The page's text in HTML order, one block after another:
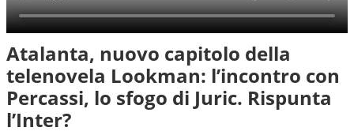
Atalanta, nuovo capitolo della
telenovela Lookman: l’incontro con
Percassi, lo sfogo di Juric. Rispunta
l’Inter?